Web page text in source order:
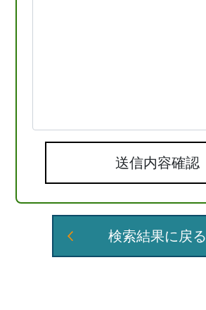
送信内容確認
検索結果に戻る